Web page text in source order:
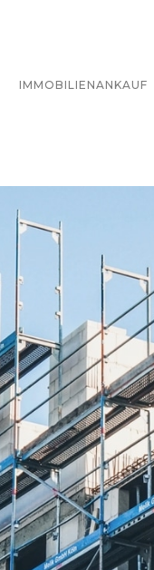
IMMOBILIENANKAUF